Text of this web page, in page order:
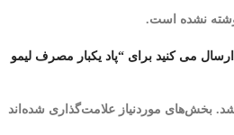
نشده است.
می کنید برای “پاد یکبار مصرف لیمو
بخش‌های موردنیاز علامت‌گذاری شده‌اند